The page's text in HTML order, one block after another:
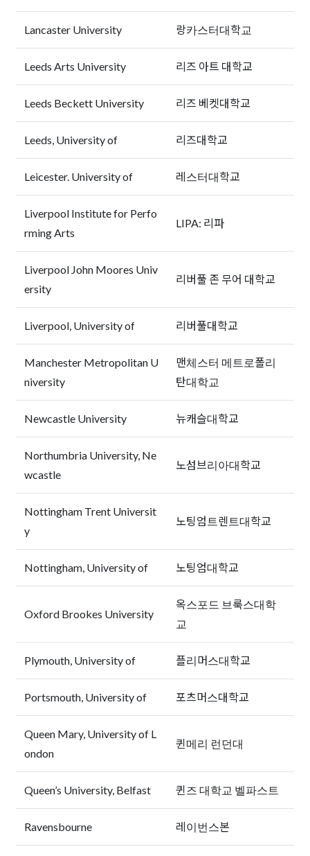
Lancaster University 랑카스터대학교
Leeds Arts University 리즈 아트 대학교
Leeds Beckett University 리즈 베켓대학교
Leeds, University of 리즈대학교
Leicester. University of 레스터대학교
Liverpool Institute for Perfo
rming Arts
LIPA: 리파
Liverpool John Moores Univ
ersity
리버풀 존 무어 대학교
Liverpool, University of 리버풀대학교
Manchester Metropolitan U
niversity
맨체스터 메트로폴리
탄대학교
Newcastle University 뉴캐슬대학교
Northumbria University, Ne
wcastle
노섬브리아대학교
Nottingham Trent Universit
y
노팅엄트렌트대학교
Nottingham, University of 노팅엄대학교
Oxford Brookes University
옥스포드 브룩스대학
교
Plymouth, University of 플리머스대학교
Portsmouth, University of 포츠머스대학교
Queen Mary, University of L
ondon
퀸메리 런던대
Queen’s University, Belfast 퀸즈 대학교 벨파스트
Ravensbourne 레이번스본